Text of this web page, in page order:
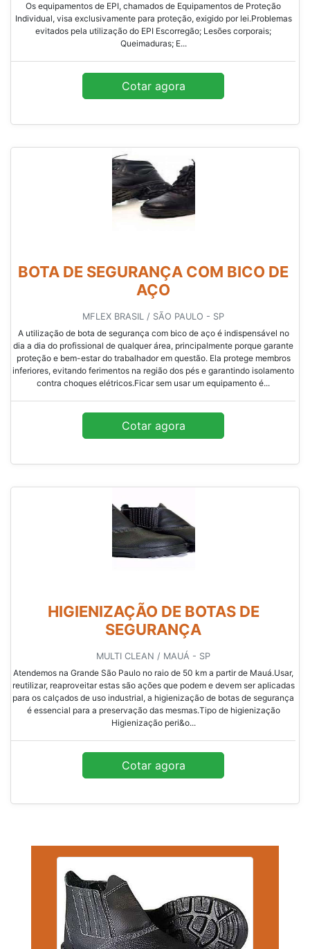
Os equipamentos de EPI, chamados de Equipamentos de Proteção
Individual, visa exclusivamente para proteção, exigido por lei.Problemas
evitados pela utilização do EPI Escorregão; Lesões corporais;
Queimaduras; E...
Cotar agora
BOTA DE SEGURANÇA COM BICO DE
AÇO
MFLEX BRASIL / SÃO PAULO - SP
A utilização de bota de segurança com bico de aço é indispensável no
dia a dia do profissional de qualquer área, principalmente porque garante
proteção e bem-estar do trabalhador em questão. Ela protege membros
inferiores, evitando ferimentos na região dos pés e garantindo isolamento
contra choques elétricos.Ficar sem usar um equipamento é...
Cotar agora
HIGIENIZAÇÃO DE BOTAS DE
SEGURANÇA
MULTI CLEAN / MAUÁ - SP
Atendemos na Grande São Paulo no raio de 50 km a partir de Mauá.Usar,
reutilizar, reaproveitar estas são ações que podem e devem ser aplicadas
para os calçados de uso industrial, a higienização de botas de segurança
é essencial para a preservação das mesmas.Tipo de higienização
Higienização peri&o...
Cotar agora